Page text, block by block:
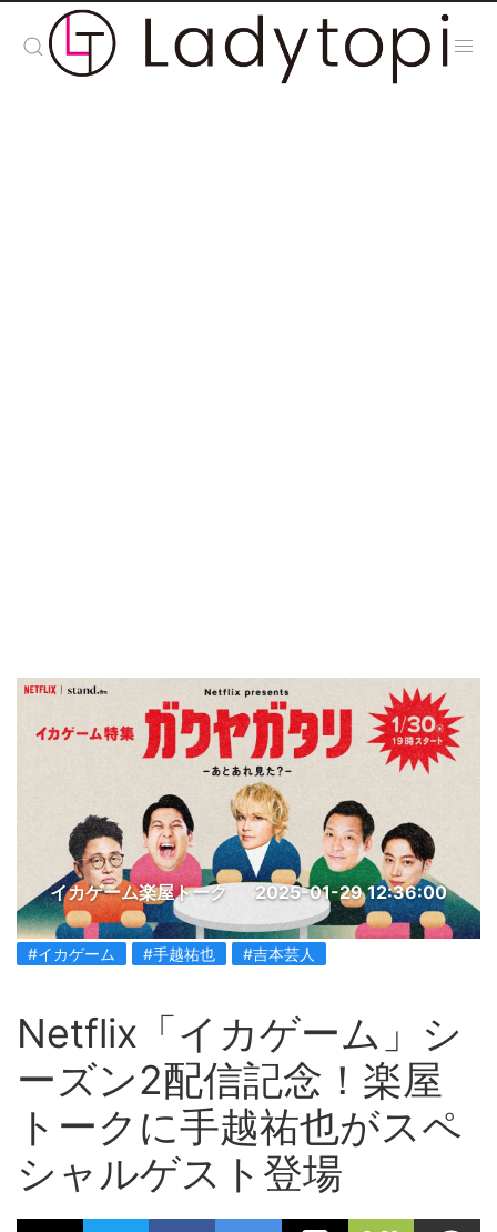
イカゲーム楽屋トーク 2025-01-29 12:36:00
#イカゲーム #手越祐也 #吉本芸人
Netflix「イカゲーム」シ
ーズン2配信記念！楽屋
トークに手越祐也がスペ
シャルゲスト登場